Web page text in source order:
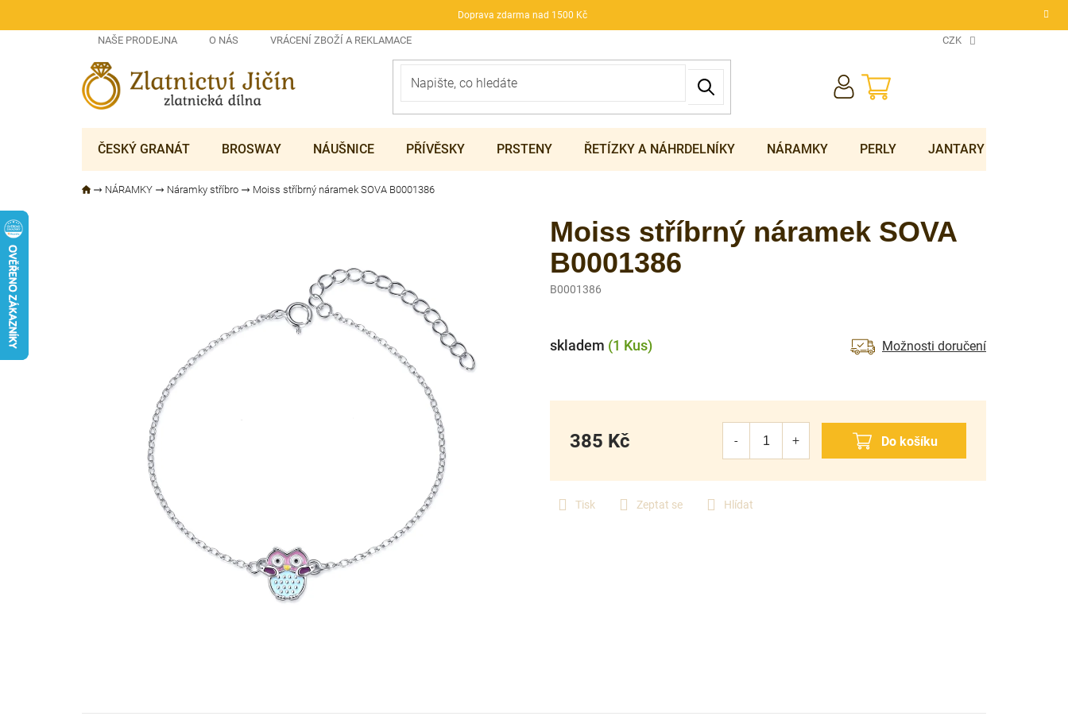
Doprava zdarma nad 1500 Kč
NAŠE PRODEJNA O NÁS VRÁCENÍ ZBOŽÍ A REKLAMACE CZK
NÁKUPNÍ
KOŠÍK
ČESKÝ GRANÁT BROSWAY NÁUŠNICE PŘÍVĚSKY PRSTENY ŘETÍZKY A NÁHRDELNÍKY NÁRAMKY PERLY JANTARY
NÁRAMKY Náramky stříbro Moiss stříbrný náramek SOVA B0001386
Tisk Zeptat se Hlídat
Moiss stříbrný náramek SOVA
B0001386
B0001386
skladem (1 Kus) Možnosti doručení
385 Kč